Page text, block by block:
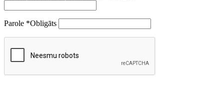
Parole *Obligāts